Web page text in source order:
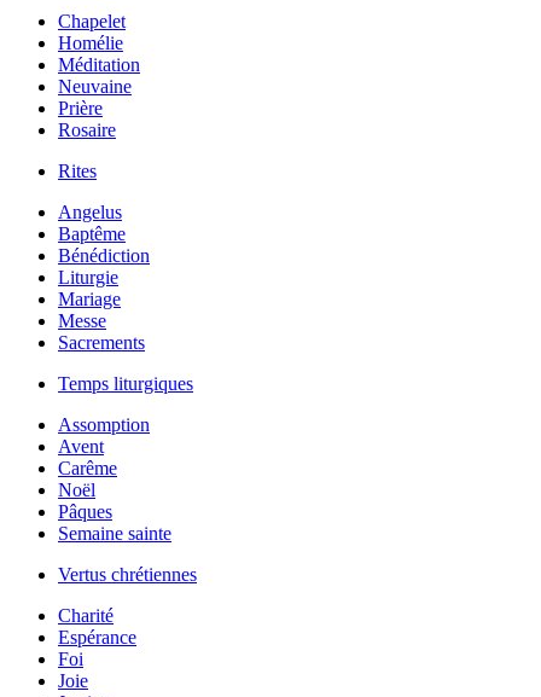
Chapelet
Homélie
Méditation
Neuvaine
Prière
Rosaire
Rites
Angelus
Baptême
Bénédiction
Liturgie
Mariage
Messe
Sacrements
Temps liturgiques
Assomption
Avent
Carême
Noël
Pâques
Semaine sainte
Vertus chrétiennes
Charité
Espérance
Foi
Joie